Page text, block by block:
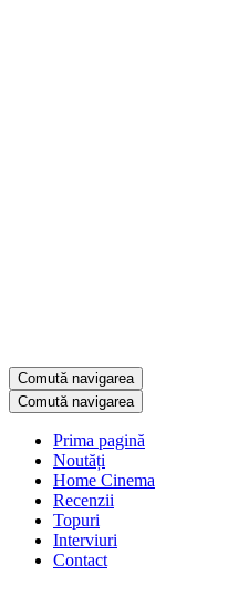
Comută navigarea
Comută navigarea
Prima pagină
Noutăți
Home Cinema
Recenzii
Topuri
Interviuri
Contact